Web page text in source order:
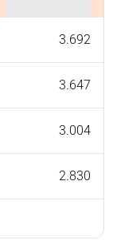
3.692
3.647
3.004
2.830